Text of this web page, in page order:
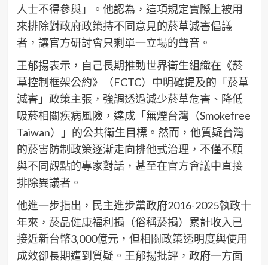
人士不得參與」。他認為，這項規定實際上被用
來排除對政府政策持不同意見的菸草減害倡議
者，讓官方研討會只剩單一立場的聲音。
王郁揚表示，自己長期推動世界衛生組織在《菸
草控制框架公約》（FCTC）中明確提及的「菸草
減害」政策主張，強調透過減少菸草危害、降低
吸菸相關疾病風險，達成「無煙台灣（Smokefree
Taiwan）」的公共衛生目標。然而，他質疑台灣
的菸害防制政策逐漸走向排他式治理，不僅不願
與不同觀點的專家對話，甚至在官方會議中直接
排除異議者。
他進一步指出，民主進步黨政府2016-2025執政十
年來，菸品健康福利捐（俗稱菸捐）累計收入已
接近新台幣3,000億元，但相關政策透明度與使用
成效卻長期遭到質疑。王郁揚批評，政府一方面